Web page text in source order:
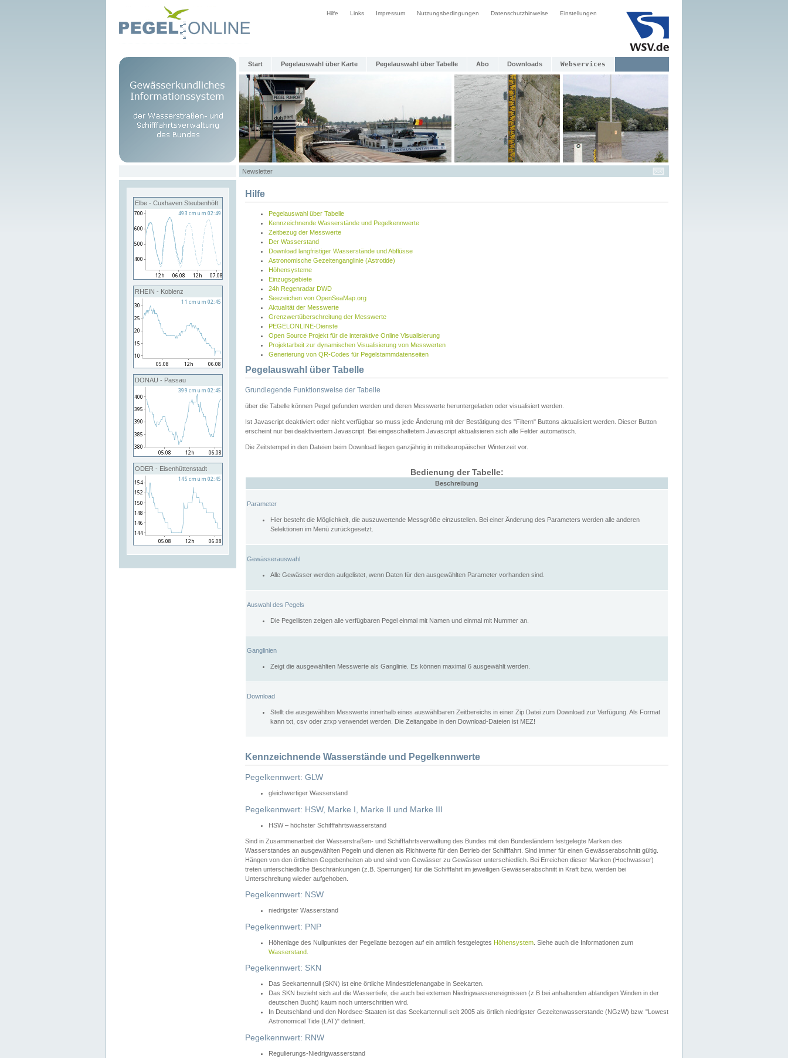
Hilfe Links Impressum Nutzungsbedingungen Datenschutzhinweise Einstellungen
Start Pegelauswahl über Karte Pegelauswahl über Tabelle Abo Downloads Webservices
Newsletter
Elbe - Cuxhaven Steubenhöft
RHEIN - Koblenz
DONAU - Passau
ODER - Eisenhüttenstadt
Hilfe
Pegelauswahl über Tabelle
Kennzeichnende Wasserstände und Pegelkennwerte
Zeitbezug der Messwerte
Der Wasserstand
Download langfristiger Wasserstände und Abflüsse
Astronomische Gezeitenganglinie (Astrotide)
Höhensysteme
Einzugsgebiete
24h Regenradar DWD
Seezeichen von OpenSeaMap.org
Aktualität der Messwerte
Grenzwertüberschreitung der Messwerte
PEGELONLINE-Dienste
Open Source Projekt für die interaktive Online Visualisierung
Projektarbeit zur dynamischen Visualisierung von Messwerten
Generierung von QR-Codes für Pegelstammdatenseiten
Pegelauswahl über Tabelle
Grundlegende Funktionsweise der Tabelle
über die Tabelle können Pegel gefunden werden und deren Messwerte heruntergeladen oder visualisiert werden.
Ist Javascript deaktiviert oder nicht verfügbar so muss jede Änderung mit der Bestätigung des "Filtern" Buttons aktualisiert werden. Dieser Button
erscheint nur bei deaktiviertem Javascript. Bei eingeschaltetem Javascript aktualisieren sich alle Felder automatisch.
Die Zeitstempel in den Dateien beim Download liegen ganzjährig in mitteleuropäischer Winterzeit vor.
Bedienung der Tabelle:
Beschreibung
Parameter
Hier besteht die Möglichkeit, die auszuwertende Messgröße einzustellen. Bei einer Änderung des Parameters werden alle anderen
Selektionen im Menü zurückgesetzt.
Gewässerauswahl
Alle Gewässer werden aufgelistet, wenn Daten für den ausgewählten Parameter vorhanden sind.
Auswahl des Pegels
Die Pegellisten zeigen alle verfügbaren Pegel einmal mit Namen und einmal mit Nummer an.
Ganglinien
Zeigt die ausgewählten Messwerte als Ganglinie. Es können maximal 6 ausgewählt werden.
Download
Stellt die ausgewählten Messwerte innerhalb eines auswählbaren Zeitbereichs in einer Zip Datei zum Download zur Verfügung. Als Format
kann txt, csv oder zrxp verwendet werden. Die Zeitangabe in den Download-Dateien ist MEZ!
Kennzeichnende Wasserstände und Pegelkennwerte
Pegelkennwert: GLW
gleichwertiger Wasserstand
Pegelkennwert: HSW, Marke I, Marke II und Marke III
HSW – höchster Schifffahrtswasserstand
Sind in Zusammenarbeit der Wasserstraßen- und Schifffahrtsverwaltung des Bundes mit den Bundesländern festgelegte Marken des
Wasserstandes an ausgewählten Pegeln und dienen als Richtwerte für den Betrieb der Schifffahrt. Sind immer für einen Gewässerabschnitt gültig.
Hängen von den örtlichen Gegebenheiten ab und sind von Gewässer zu Gewässer unterschiedlich. Bei Erreichen dieser Marken (Hochwasser)
treten unterschiedliche Beschränkungen (z.B. Sperrungen) für die Schifffahrt im jeweiligen Gewässerabschnitt in Kraft bzw. werden bei
Unterschreitung wieder aufgehoben.
Pegelkennwert: NSW
niedrigster Wasserstand
Pegelkennwert: PNP
Höhenlage des Nullpunktes der Pegellatte bezogen auf ein amtlich festgelegtes Höhensystem . Siehe auch die Informationen zum
Wasserstand
Pegelkennwert: SKN
Das Seekartennull (SKN) ist eine örtliche Mindesttiefenangabe in Seekarten.
Das SKN bezieht sich auf die Wassertiefe, die auch bei extemen Niedrigwasserereignissen (z.B bei anhaltenden ablandigen Winden in der
deutschen Bucht) kaum noch unterschritten wird.
In Deutschland und den Nordsee-Staaten ist das Seekartennull seit 2005 als örtlich niedrigster Gezeitenwasserstande (NGzW) bzw. "Lowest
Astronomical Tide (LAT)" definiert.
Pegelkennwert: RNW
Regulierungs-Niedrigwasserstand